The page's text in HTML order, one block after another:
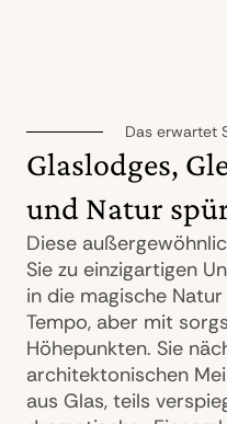
Das erwartet
Glaslodges,
und Natur
Diese
Sie zu einzigartigen
in die magische
Tempo, aber mit
Höhepunkten. Sie
architektonischen
aus Glas, teils